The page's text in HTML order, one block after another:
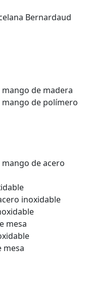
Bernardaud
de madera
mango de polímero
de acero
inoxidable
mesa
mesa